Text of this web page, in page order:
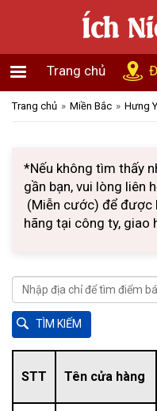
Trang chủ
Trang chủ Miền Bắc Hưng
*Nếu không tìm thấy
gần bạn, vui lòng liên
(Miễn cước) để được
hãng tại công ty, giao
STT Tên cửa hàng